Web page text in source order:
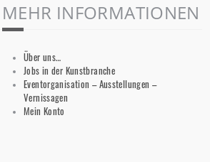
MEHR INFORMATIONEN
Über uns…
Jobs in der Kunstbranche
Eventorganisation – Ausstellungen –
Vernissagen
Mein Konto